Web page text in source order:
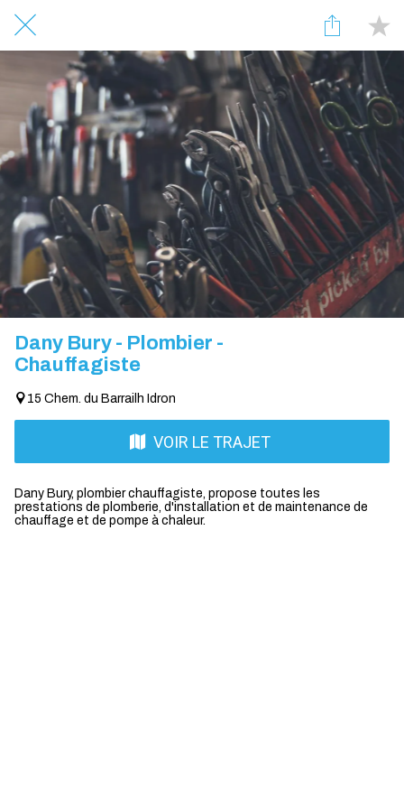
Dany Bury - Plombier -
Chauffagiste
15 Chem. du Barrailh Idron
VOIR LE TRAJET
Dany Bury, plombier chauffagiste, propose toutes les
prestations de plomberie, d'installation et de maintenance de
chauffage et de pompe à chaleur.